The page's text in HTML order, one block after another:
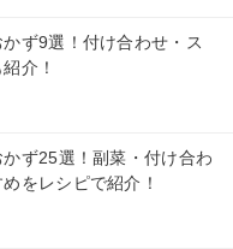
ず9選！付け合わせ・ス
介！
ず25選！副菜・付け合わ
をレシピで紹介！